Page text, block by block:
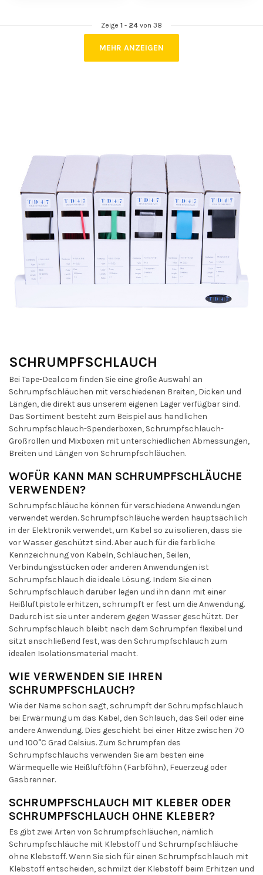
Zeige 1 - 24 von 38
MEHR ANZEIGEN
SCHRUMPFSCHLAUCH
Bei Tape-Deal.com finden Sie eine große Auswahl an
Schrumpfschläuchen mit verschiedenen Breiten, Dicken und
Längen, die direkt aus unserem eigenen Lager verfügbar sind.
Das Sortiment besteht zum Beispiel aus handlichen
Schrumpfschlauch-Spenderboxen, Schrumpfschlauch-
Großrollen und Mixboxen mit unterschiedlichen Abmessungen,
Breiten und Längen von Schrumpfschläuchen.
WOFÜR KANN MAN SCHRUMPFSCHLÄUCHE
VERWENDEN?
Schrumpfschläuche können für verschiedene Anwendungen
verwendet werden. Schrumpfschläuche werden hauptsächlich
in der Elektronik verwendet, um Kabel so zu isolieren, dass sie
vor Wasser geschützt sind. Aber auch für die farbliche
Kennzeichnung von Kabeln, Schläuchen, Seilen,
Verbindungsstücken oder anderen Anwendungen ist
Schrumpfschlauch die ideale Lösung. Indem Sie einen
Schrumpfschlauch darüber legen und ihn dann mit einer
Heißluftpistole erhitzen, schrumpft er fest um die Anwendung.
Dadurch ist sie unter anderem gegen Wasser geschützt. Der
Schrumpfschlauch bleibt nach dem Schrumpfen flexibel und
sitzt anschließend fest, was den Schrumpfschlauch zum
idealen Isolationsmaterial macht.
WIE VERWENDEN SIE IHREN
SCHRUMPFSCHLAUCH?
Wie der Name schon sagt, schrumpft der Schrumpfschlauch
bei Erwärmung um das Kabel, den Schlauch, das Seil oder eine
andere Anwendung. Dies geschieht bei einer Hitze zwischen 70
und 100°C Grad Celsius. Zum Schrumpfen des
Schrumpfschlauchs verwenden Sie am besten eine
Wärmequelle wie Heißluftföhn (Farbföhn), Feuerzeug oder
Gasbrenner.
SCHRUMPFSCHLAUCH MIT KLEBER ODER
SCHRUMPFSCHLAUCH OHNE KLEBER?
Es gibt zwei Arten von Schrumpfschläuchen, nämlich
Schrumpfschläuche mit Klebstoff und Schrumpfschläuche
ohne Klebstoff. Wenn Sie sich für einen Schrumpfschlauch mit
Klebstoff entscheiden, schmilzt der Klebstoff beim Erhitzen und